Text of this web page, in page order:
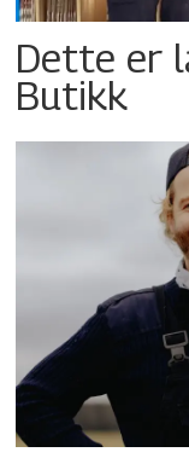
Dette er
Butikk